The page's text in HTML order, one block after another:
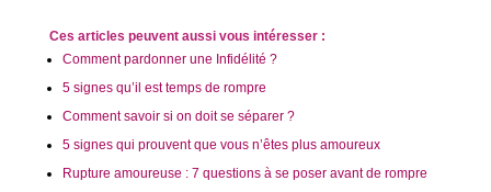
Ces articles peuvent aussi vous intéresser :
Comment pardonner une Infidélité ?
5 signes qu’il est temps de rompre
Comment savoir si on doit se séparer ?
5 signes qui prouvent que vous n’êtes plus amoureux
Rupture amoureuse : 7 questions à se poser avant de rompre